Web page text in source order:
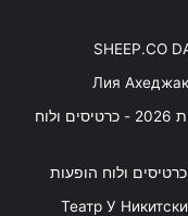
SHEEP.CO
Лия
משופן ועד AC/DC - מופע פסנתר לאור נרות 2026 - כרטיסים ולוח
"Театр У